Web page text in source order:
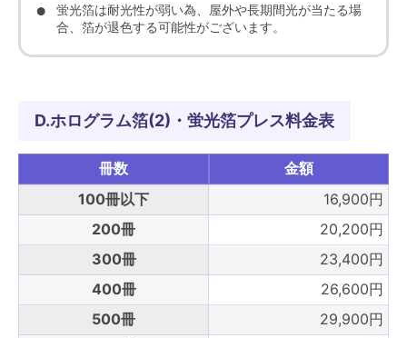
蛍光箔は耐光性が弱い為、屋外や長期間光が当たる場
合、箔が退色する可能性がございます。
D.ホログラム箔(2)・蛍光箔プレス料金表
冊数
金額
100冊以下
16,900円
200冊
20,200円
300冊
23,400円
400冊
26,600円
500冊
29,900円